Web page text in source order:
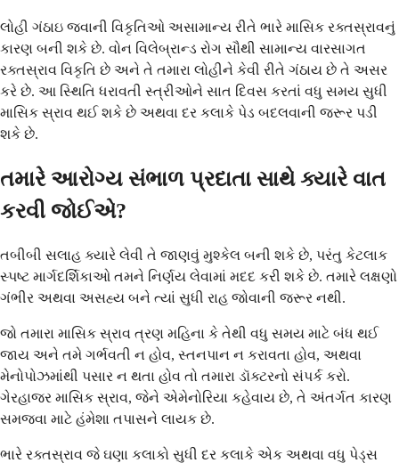
લોહી ગંઠાઇ જવાની વિકૃતિઓ અસામાન્ય રીતે ભારે માસિક રક્તસ્રાવનું
કારણ બની શકે છે. વોન વિલેબ્રાન્ડ રોગ સૌથી સામાન્ય વારસાગત
રક્તસ્રાવ વિકૃતિ છે અને તે તમારા લોહીને કેવી રીતે ગંઠાય છે તે અસર
કરે છે. આ સ્થિતિ ધરાવતી સ્ત્રીઓને સાત દિવસ કરતાં વધુ સમય સુધી
માસિક સ્રાવ થઈ શકે છે અથવા દર કલાકે પેડ બદલવાની જરૂર પડી
શકે છે.
તમારે આરોગ્ય સંભાળ પ્રદાતા સાથે ક્યારે વાત
કરવી જોઈએ?
તબીબી સલાહ ક્યારે લેવી તે જાણવું મુશ્કેલ બની શકે છે, પરંતુ કેટલાક
સ્પષ્ટ માર્ગદર્શિકાઓ તમને નિર્ણય લેવામાં મદદ કરી શકે છે. તમારે લક્ષણો
ગંભીર અથવા અસહ્ય બને ત્યાં સુધી રાહ જોવાની જરૂર નથી.
જો તમારા માસિક સ્રાવ ત્રણ મહિના કે તેથી વધુ સમય માટે બંધ થઈ
જાય અને તમે ગર્ભવતી ન હોવ, સ્તનપાન ન કરાવતા હોવ, અથવા
મેનોપોઝમાંથી પસાર ન થતા હોવ તો તમારા ડૉક્ટરનો સંપર્ક કરો.
ગેરહાજર માસિક સ્રાવ, જેને એમેનોરિયા કહેવાય છે, તે અંતર્ગત કારણ
સમજવા માટે હંમેશા તપાસને લાયક છે.
ભારે રક્તસ્રાવ જે ઘણા કલાકો સુધી દર કલાકે એક અથવા વધુ પેડ્સ